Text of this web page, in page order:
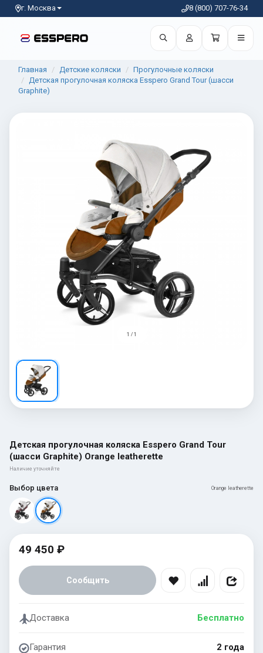
г. Москва 8 (800) 707-76-34
Главная Детские коляски
Прогулочные коляски
Детская прогулочная коляска Esspero Grand Tour (шасси
Graphite)
1 / 1
Детская прогулочная коляска Esspero Grand Tour
(шасси Graphite) Orange leatherette
Наличие уточняйте
Выбор цвета Orange leatherette
49 450 ₽
Сообщить
Доставка Бесплатно
Гарантия 2 года